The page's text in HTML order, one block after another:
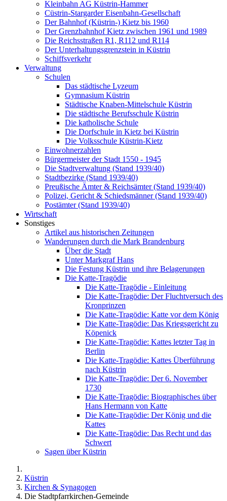
Kleinbahn AG Küstrin-Hammer
Cüstrin-Stargarder Eisenbahn-Gesellschaft
Der Bahnhof (Küstrin-) Kietz bis 1960
Der Grenzbahnhof Kietz zwischen 1961 und 1989
Die Reichsstraßen R1, R112 und R114
Der Unterhaltungsgrenzstein in Küstrin
Schiffsverkehr
Verwaltung
Schulen
Das städtische Lyzeum
Gymnasium Küstrin
Städtische Knaben-Mittelschule Küstrin
Die städtische Berufsschule Küstrin
Die katholische Schule
Die Dorfschule in Kietz bei Küstrin
Die Volksschule Küstrin-Kietz
Einwohnerzahlen
Bürgermeister der Stadt 1550 - 1945
Die Stadtverwaltung (Stand 1939/40)
Stadtbezirke (Stand 1939/40)
Preußische Ämter & Reichsämter (Stand 1939/40)
Polizei, Gericht & Schiedsmänner (Stand 1939/40)
Postämter (Stand 1939/40)
Wirtschaft
Sonstiges
Artikel aus historischen Zeitungen
Wanderungen durch die Mark Brandenburg
Über die Stadt
Unter Markgraf Hans
Die Festung Küstrin und ihre Belagerungen
Die Katte-Tragödie
Die Katte-Tragödie - Einleitung
Die Katte-Tragödie: Der Fluchtversuch des
Kronprinzen
Die Katte-Tragödie: Katte vor dem König
Die Katte-Tragödie: Das Kriegsgericht zu
Köpenick
Die Katte-Tragödie: Kattes letzter Tag in
Berlin
Die Katte-Tragödie: Kattes Überführung
nach Küstrin
Die Katte-Tragödie: Der 6. November
1730
Die Katte-Tragödie: Biographisches über
Hans Hermann von Katte
Die Katte-Tragödie: Der König und die
Kattes
Die Katte-Tragödie: Das Recht und das
Schwert
Sagen über Küstrin
Küstrin
Kirchen & Synagogen
Die Stadtpfarrkirchen-Gemeinde